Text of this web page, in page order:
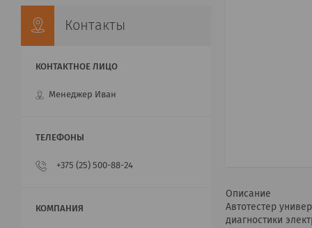
Описание
Автотестер
диагностики
Контакты
Менеджер Иван
+375 (25) 500-88-24